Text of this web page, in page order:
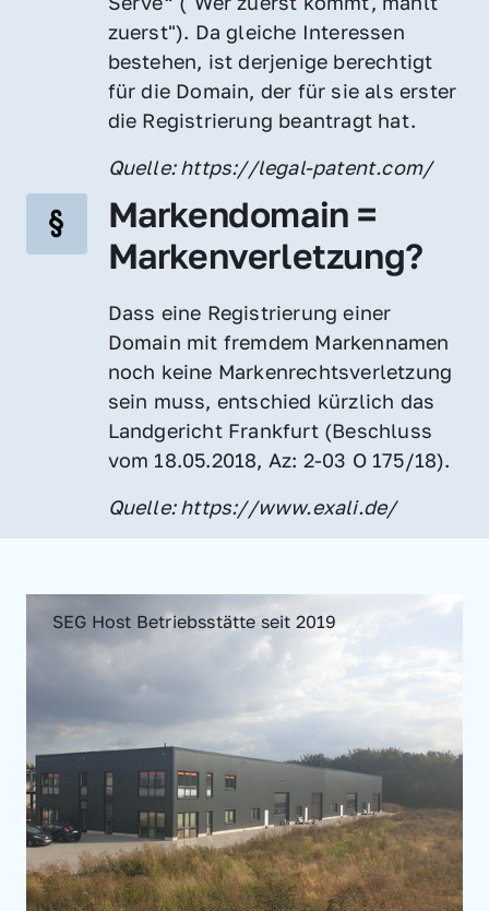
zuerst"). Da gleiche Interessen
bestehen, ist derjenige berechtigt
für die Domain, der für sie als erster
die Registrierung beantragt hat.
Quelle: https://legal-patent.com/
Markendomain =
Markenverletzung?
Dass eine Registrierung einer
Domain mit fremdem Markennamen
noch keine Markenrechtsverletzung
sein muss, entschied kürzlich das
Landgericht Frankfurt (Beschluss
vom 18.05.2018, Az: 2-03 O 175/18).
Quelle: https://www.exali.de/
SEG Host Betriebsstätte seit 2019